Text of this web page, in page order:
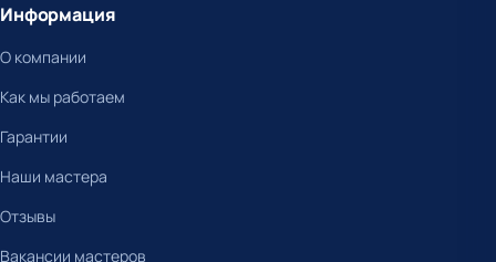
Информация
О компании
Как мы работаем
Гарантии
Наши мастера
Отзывы
Вакансии мастеров